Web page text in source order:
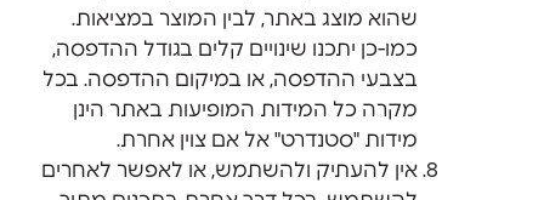
שהוא מוצג באתר, לבין המוצר במציאות.
כמו-כן יתכנו שינויים קלים בגודל ההדפסה,
בצבעי ההדפסה, או במיקום ההדפסה. בכל
מקרה כל המידות המופיעות באתר הינן
מידות "סטנדרט" אל אם צוין אחרת.
אין להעתיק ולהשתמש, או לאפשר לאחרים